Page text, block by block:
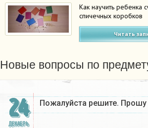
Как научить ребенка
спичечных коробков
Читать
Новые вопросы по
24
ДЕКАБРЬ
Пожалуйста решите. Прошу